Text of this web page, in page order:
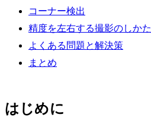
コーナー検出
精度を左右する撮影のしかた
よくある問題と解決策
まとめ
はじめに